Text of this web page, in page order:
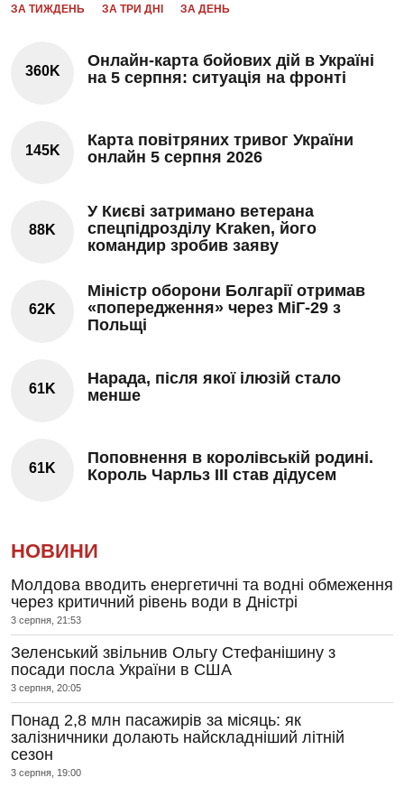
ЗА ТИЖДЕНЬ ЗА ТРИ ДНІ ЗА ДЕНЬ
360K
Онлайн-карта бойових дій в Україні
на 5 серпня: ситуація на фронті
145K
Карта повітряних тривог України
онлайн 5 серпня 2026
88K
У Києві затримано ветерана
спецпідрозділу Kraken, його
командир зробив заяву
62K
Міністр оборони Болгарії отримав
«попередження» через МіГ-29 з
Польщі
61K
Нарада, після якої ілюзій стало
менше
61K
Поповнення в королівській родині.
Король Чарльз III став дідусем
НОВИНИ
Молдова вводить енергетичні та водні обмеження
через критичний рівень води в Дністрі
3 серпня, 21:53
Зеленський звільнив Ольгу Стефанішину з
посади посла України в США
3 серпня, 20:05
Понад 2,8 млн пасажирів за місяць: як
залізничники долають найскладніший літній
сезон
3 серпня, 19:00